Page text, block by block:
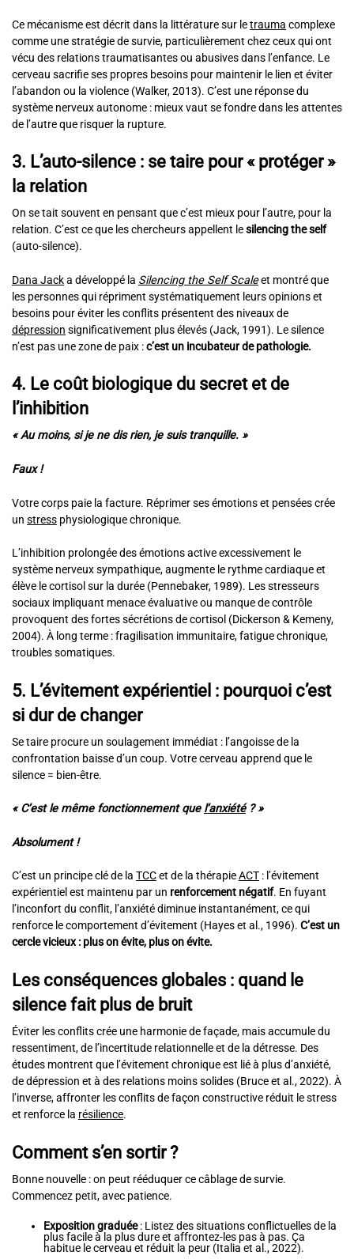
Ce mécanisme est décrit dans la littérature sur letrauma complexe
comme une stratégie de survie, particulièrement chez ceux qui ont
vécu des relations traumatisantes ou abusives dans l’enfance. Le
cerveau sacrifie ses propres besoins pour maintenir le lien et éviter
l’abandon ou la violence (Walker, 2013). C’est une réponse du
système nerveux autonome : mieux vaut se fondre dans les attentes
de l’autre que risquer la rupture.
3. L’auto-silence : se taire pour « protéger »
la relation
On se tait souvent en pensant que c’est mieux pour l’autre, pour la
relation. C’est ce que les chercheurs appellent lesilencing the self
(auto-silence).
Dana Jacka développé la Silencing the Self Scaleet montré que
les personnes qui répriment systématiquement leurs opinions et
besoins pour éviter les conflits présentent des niveaux de
dépression significativement plus élevés (Jack, 1991). Le silence
n’est pas une zone de paix :c’est un incubateur de pathologie.
4. Le coût biologique du secret et de
l’inhibition
« Au moins, si je ne dis rien, je suis tranquille. »
Faux !
Votre corps paie la facture. Réprimer ses émotions et pensées crée
un stress physiologique chronique.
L’inhibition prolongée des émotions active excessivement le
système nerveux sympathique, augmente le rythme cardiaque et
élève le cortisol sur la durée (Pennebaker, 1989). Les stresseurs
sociaux impliquant menace évaluative ou manque de contrôle
provoquent des fortes sécrétions de cortisol (Dickerson & Kemeny,
2004). À long terme : fragilisation immunitaire, fatigue chronique,
troubles somatiques.
5. L’évitement expérientiel : pourquoi c’est
si dur de changer
Se taire procure un soulagement immédiat : l’angoisse de la
confrontation baisse d’un coup. Votre cerveau apprend que le
silence = bien-être.
« C’est le même fonctionnement que l’anxiété? »
Absolument !
C’est un principe clé de la TCCet de la thérapieACT : l’évitement
expérientiel est maintenu par un renforcement négatif. En fuyant
l’inconfort du conflit, l’anxiété diminue instantanément, ce qui
renforce le comportement d’évitement (Hayes et al., 1996). C’est un
cercle vicieux : plus on évite, plus on évite.
Les conséquences globales : quand le
silence fait plus de bruit
Éviter les conflits crée une harmonie de façade, mais accumule du
ressentiment, de l’incertitude relationnelle et de la détresse. Des
études montrent que l’évitement chronique est lié à plus d’anxiété,
de dépression et à des relations moins solides (Bruce et al., 2022). À
l’inverse, affronter les conflits de façon constructive réduit le stress
et renforce la résilience.
Comment s’en sortir ?
Bonne nouvelle : on peut rééduquer ce câblage de survie.
Commencez petit, avec patience.
Exposition graduée: Listez des situations conflictuelles de la
plus facile à la plus dure et affrontez-les pas à pas. Ça
habitue le cerveau et réduit la peur (Italia et al., 2022).